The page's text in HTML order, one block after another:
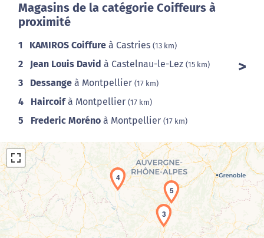
Magasins de la catégorie Coiffeurs à
proximité
1 KAMIROS Coiffure à Castries (13 km)
2 Jean Louis David à Castelnau-le-Lez (15 km)
3 Dessange à Montpellier (17 km)
4 Haircoifà Montpellier (17 km)
5 Frederic Moréno à Montpellier (17 km)
3
4
5